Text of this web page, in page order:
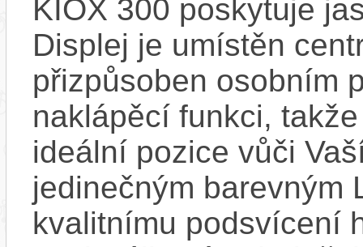
KIOX 300 poskytuje
Displej je umístěn
přizpůsoben osobním
naklápěcí funkci,
ideální pozice vůči
jedinečným barevným
kvalitnímu podsvícení